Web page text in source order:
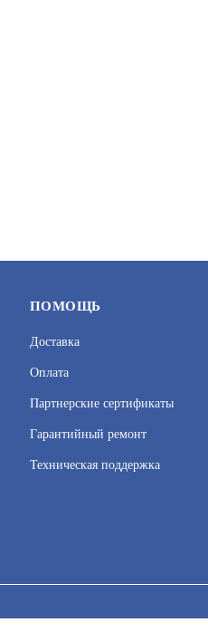
в том числе
SP-IP8/100R
14 553
ПОМОЩЬ
Доставка
Оплата
Партнерские сертификаты
Гарантийный ремонт
Техническая поддержка